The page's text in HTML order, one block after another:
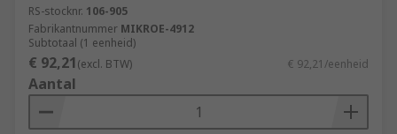
RS-stocknr. 106-905
Fabrikantnummer MIKROE-4912
Subtotaal (1 eenheid)
€ 92,21(excl. BTW) € 92,21/eenheid
Aantal